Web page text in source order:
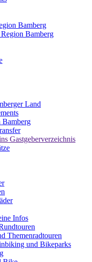
Bamberg
Bamberg
Land
Gastgeberverzeichnis
Infos
Themenradtouren
und Bikeparks